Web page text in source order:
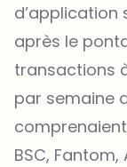
d’application
après le
transactions
par semaine
comprenaient
BSC,